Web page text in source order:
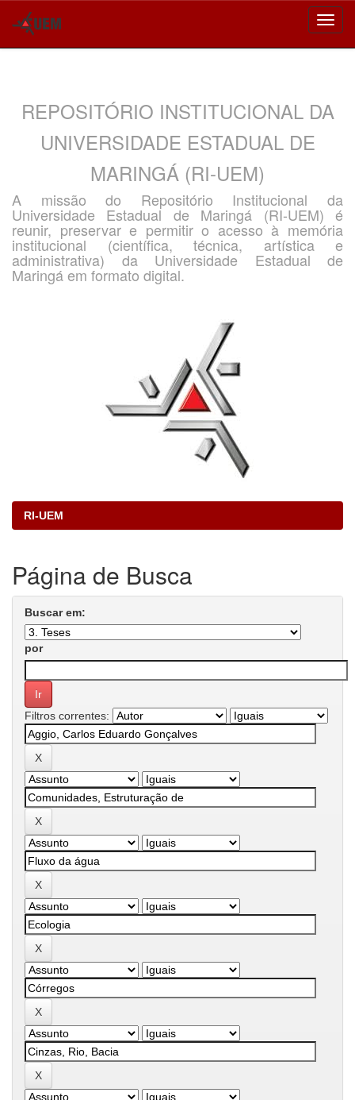
REPOSITÓRIO INSTITUCIONAL DA
UNIVERSIDADE ESTADUAL DE
MARINGÁ (RI-UEM)
A missão do Repositório Institucional da
Universidade Estadual de Maringá (RI-UEM) é
reunir, preservar e permitir o acesso à memória
institucional (científica, técnica, artística e
administrativa) da Universidade Estadual de
Maringá em formato digital.
RI-UEM
Página de Busca
Buscar em:
por
Filtros correntes: